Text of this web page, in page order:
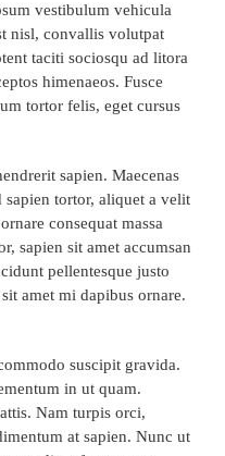
vestibulum vehicula
nisl, convallis volutpat
taciti sociosqu ad litora
himenaeos. Fusce
tortor felis, eget cursus
sapien. Maecenas
sapien tortor, aliquet a velit
consequat massa
sapien sit amet accumsan
pellentesque justo
amet mi dapibus ornare.
suscipit gravida.
in ut quam.
Nam turpis orci,
at sapien. Nunc ut